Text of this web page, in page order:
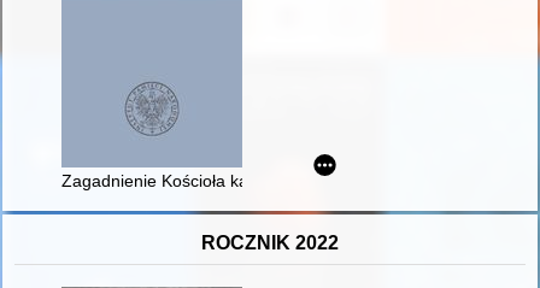
Zagadnienie Kościoła katolickiego podczas spotkań
ROCZNIK 2022